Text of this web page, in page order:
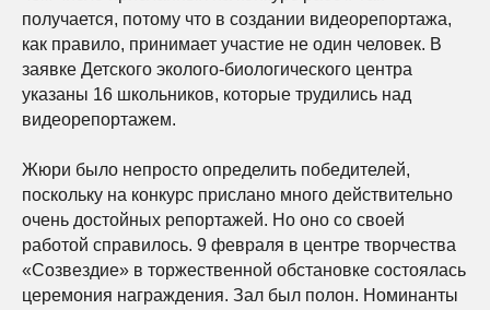
получается, потому что в создании видеорепортажа,
как правило, принимает участие не один человек. В
заявке Детского эколого-биологического центра
указаны 16 школьников, которые трудились над
видеорепортажем.
Жюри было непросто определить победителей,
поскольку на конкурс прислано много действительно
очень достойных репортажей. Но оно со своей
работой справилось. 9 февраля в центре творчества
«Созвездие» в торжественной обстановке состоялась
церемония награждения. Зал был полон. Номинанты